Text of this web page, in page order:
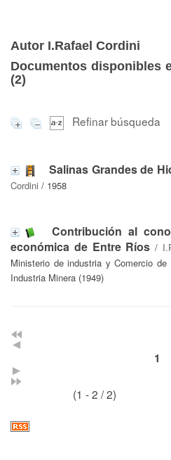
Autor I.Rafael Cordini
Documentos disponibles
(2)
Refinar búsqueda
Salinas Grandes de
Cordini / 1958
Contribución al
económica de Entre Ríos /
Ministerio de industria y Comercio
Industria Minera (1949)
1
(1 - 2 / 2)